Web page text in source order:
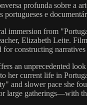
profunda sobre a
portugueses e
immersion from
Elizabeth Leite.
for constructing
an unprecedented
her current life in
and slower pace she
large gatherings—with